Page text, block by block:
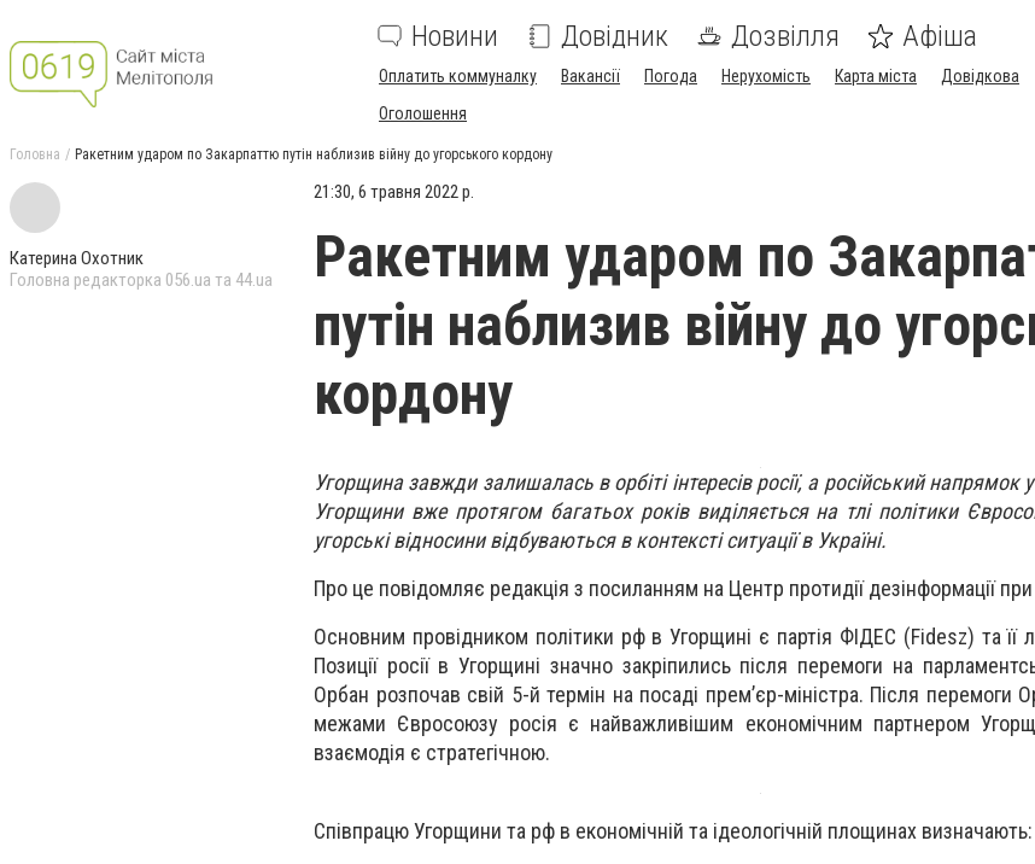
Новини Довідник Дозвілля Афіша
Оплатить коммуналку Вакансії Погода Нерухомість Карта міста Довідкова
Оголошення
Головна Ракетним ударом по Закарпаттю путін наблизив війну до угорського кордону
Катерина Охотник
Головна редакторка 056.ua та 44.ua
21:30, 6 травня 2022 р.
Ракетним ударом по
путін наблизив війну до
кордону
Угорщина завжди залишалась в орбіті інтересів росії, а російський напрямок у
Угорщини вже протягом багатьох років виділяється на тлі політики
угорські відносини відбуваються в контексті ситуації в Україні.
Про це повідомляє редакція з посиланням на Центр протидії дезінформації
Основним провідником політики рф в Угорщині є партія ФІДЕС (Fidesz) та її
Позиції росії в Угорщині значно закріпились після перемоги на
Орбан розпочав свій 5-й термін на посаді прем’єр-міністра. Після перемоги
межами Євросоюзу росія є найважливішим економічним партнером
взаємодія є стратегічною.
Співпрацю Угорщини та рф в економічній та ідеологічній площинах визначають: